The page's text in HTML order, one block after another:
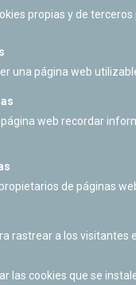
PAMPLONA
s/n
propias y de
una página web
web recordar
de páginas
rastrear a los visitantes
las cookies que se